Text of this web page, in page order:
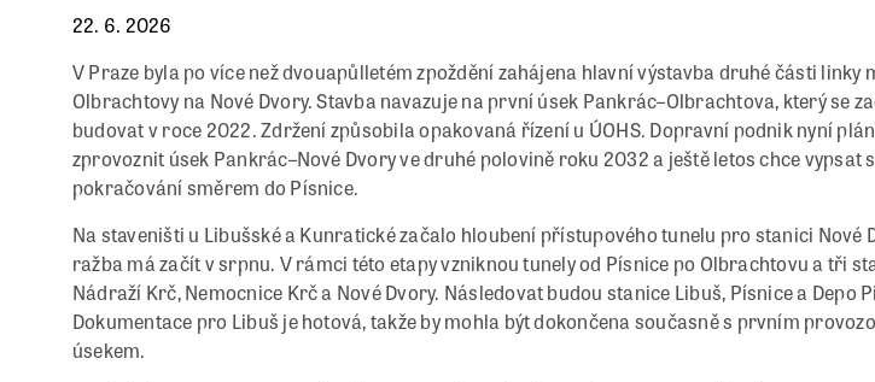
22. 6. 2026
V Praze byla po více než dvouapůlletém zpoždění zahájena hlavní výstavba druhé části linky
Olbrachtovy na Nové Dvory. Stavba navazuje na první úsek Pankrác–Olbrachtova, který se
budovat v roce 2022. Zdržení způsobila opakovaná řízení u ÚOHS. Dopravní podnik nyní
zprovoznit úsek Pankrác–Nové Dvory ve druhé polovině roku 2032 a ještě letos chce vypsat
pokračování směrem do Písnice.
Na staveništi u Libušské a Kunratické začalo hloubení přístupového tunelu pro stanici Nové
ražba má začít v srpnu. V rámci této etapy vzniknou tunely od Písnice po Olbrachtovu a tři
Nádraží Krč, Nemocnice Krč a Nové Dvory. Následovat budou stanice Libuš, Písnice a Depo
Dokumentace pro Libuš je hotová, takže by mohla být dokončena současně s prvním
úsekem.